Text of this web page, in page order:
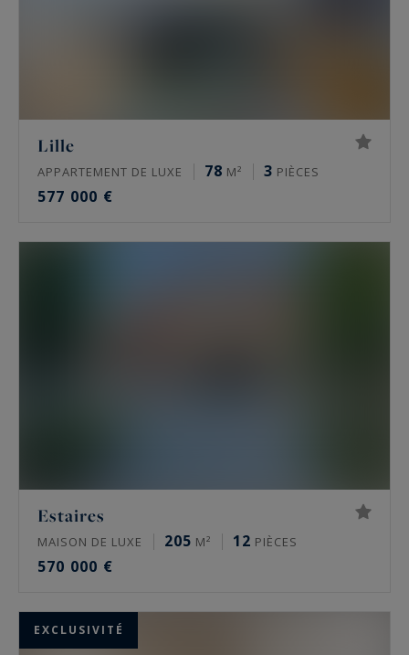
Lille
APPARTEMENT DE LUXE 78 M² 3 PIÈCES
577 000 €
Estaires
MAISON DE LUXE 205 M² 12 PIÈCES
570 000 €
EXCLUSIVITÉ